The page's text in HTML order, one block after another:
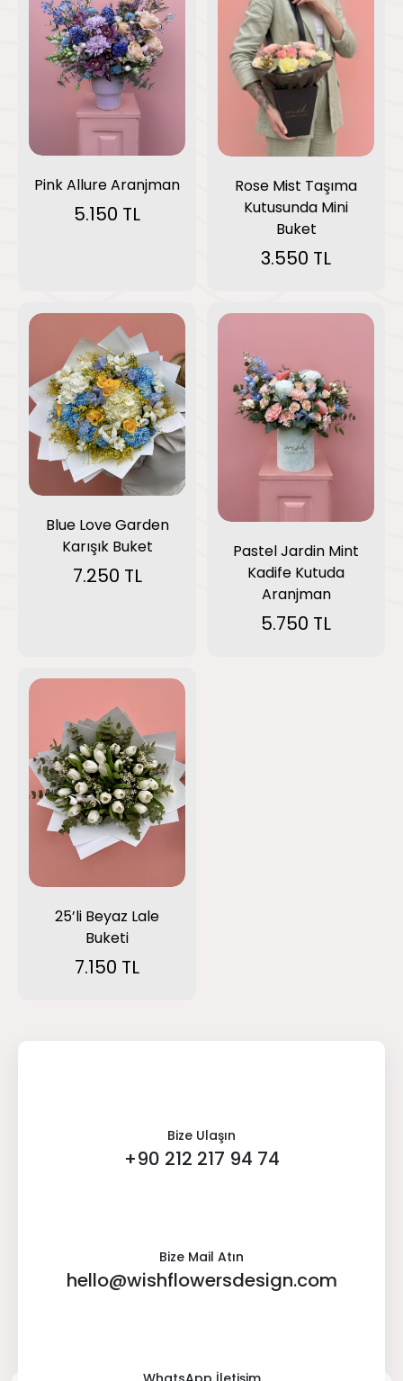
Pink Allure Aranjman
5.150 TL
Rose Mist Taşıma
Kutusunda Mini
Buket
3.550 TL
Blue Love Garden
Karışık Buket
7.250 TL
Pastel Jardin Mint
Kadife Kutuda
Aranjman
5.750 TL
25’li Beyaz Lale
Buketi
7.150 TL
Bize Ulaşın
+90 212 217 94 74
Bize Mail Atın
hello@wishflowersdesign.com